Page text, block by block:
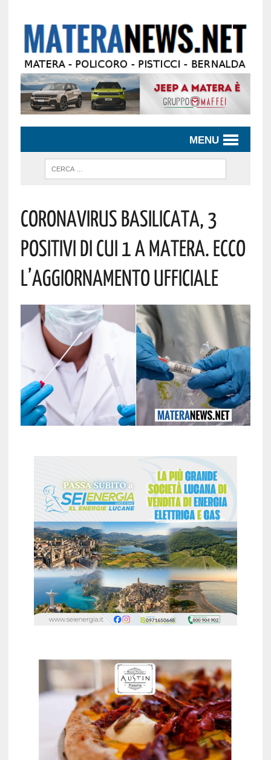
MENU
Coronavirus Basilicata, 3
Positivi Di Cui 1 A Matera. Ecco
L’aggiornamento Ufficiale